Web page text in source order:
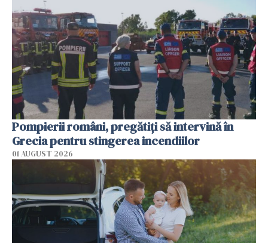
Pompierii români, pregătiţi să intervină în
Grecia pentru stingerea incendiilor
01 AUGUST 2026